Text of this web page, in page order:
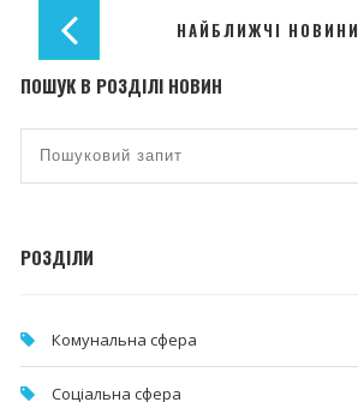
НАЙБЛИЖЧІ НОВИНИ
ПОШУК В РОЗДІЛІ НОВИН
РОЗДІЛИ
Комунальна cфера
Соціальна сфера